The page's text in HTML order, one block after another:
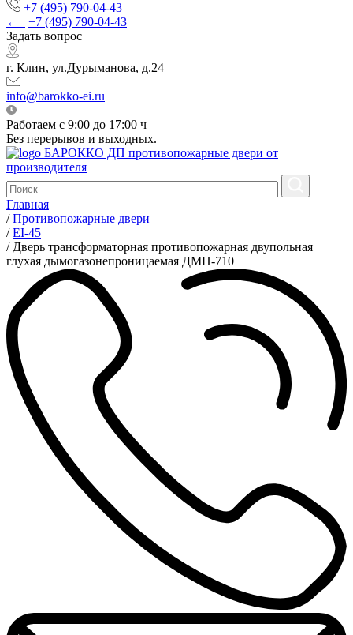
+7 (495) 790-04-43
←
+7 (495) 790-04-43
Задать вопрос
г. Клин, ул.Дурыманова, д.24
info@barokko-ei.ru
Работаем с 9:00 до 17:00 ч
Без перерывов и выходных.
БАРОККО ДП противопожарные двери от
производителя
Главная
/ Противопожарные двери
/ EI-45
/ Дверь трансформаторная противопожарная двупольная
глухая дымогазонепроницаемая ДМП-710